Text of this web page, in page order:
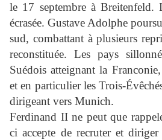
le 17 septembre à Breitenfeld.
écrasée. Gustave Adolphe
sud, combattant à plusieurs
reconstituée. Les pays
Suédois atteignant la
et en particulier les Trois-
dirigeant vers Munich.
Ferdinand II ne peut que
ci accepte de recruter et